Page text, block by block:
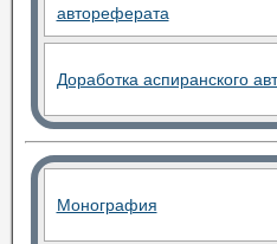
автореферата
Доработка аспиранского
Монография